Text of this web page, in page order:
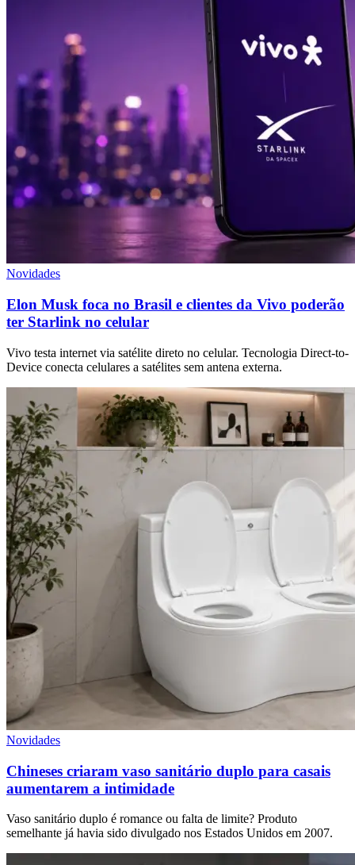
Novidades
Elon Musk foca no Brasil e clientes da Vivo poderão
ter Starlink no celular
Vivo testa internet via satélite direto no celular. Tecnologia Direct-to-
Device conecta celulares a satélites sem antena externa.
Novidades
Chineses criaram vaso sanitário duplo para casais
aumentarem a intimidade
Vaso sanitário duplo é romance ou falta de limite? Produto
semelhante já havia sido divulgado nos Estados Unidos em 2007.